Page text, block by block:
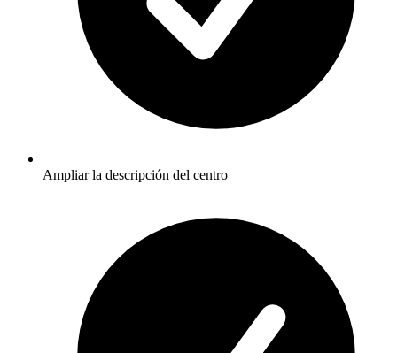
Ampliar la descripción del centro